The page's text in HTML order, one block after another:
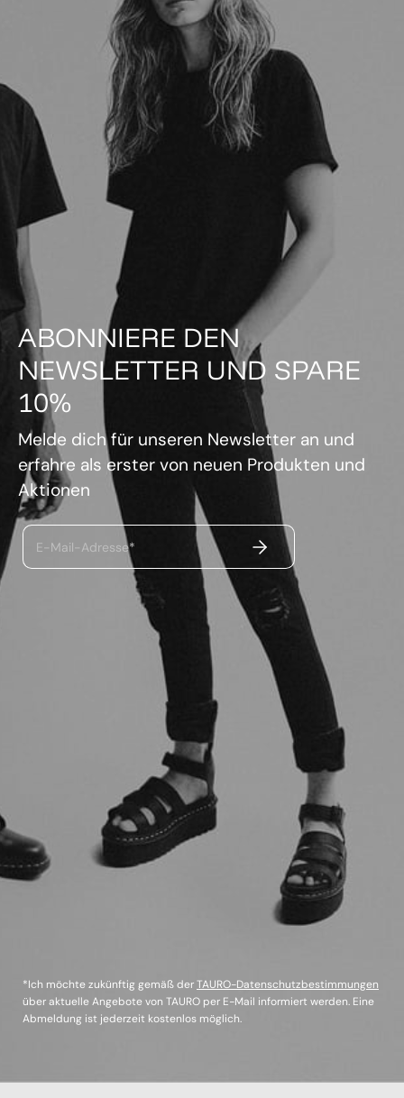
ABONNIERE DEN
NEWSLETTER UND SPARE
10%
Melde dich für unseren Newsletter an und
erfahre als erster von neuen Produkten und
Aktionen
E-Mail-Adresse* ABSENDEN
*Ich möchte zukünftig gemäß derTAURO-Datenschutzbestimmungen
über aktuelle Angebote von TAURO per E-Mail informiert werden. Eine
Abmeldung ist jederzeit kostenlos möglich.